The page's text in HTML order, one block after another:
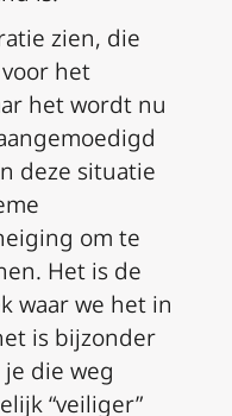
zien, die
het
het wordt nu
deze situatie
om te
Het is de
waar we het in
is bijzonder
die weg
“veiliger”